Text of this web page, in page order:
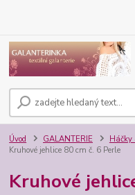
Úvod GALANTERIE Háčky
Kruhové jehlice 80 cm č. 6 Perle
Kruhové